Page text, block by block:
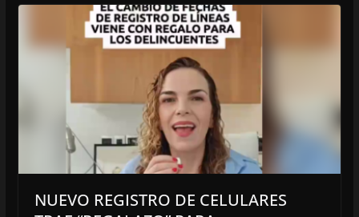
NUEVO REGISTRO DE CELULARES